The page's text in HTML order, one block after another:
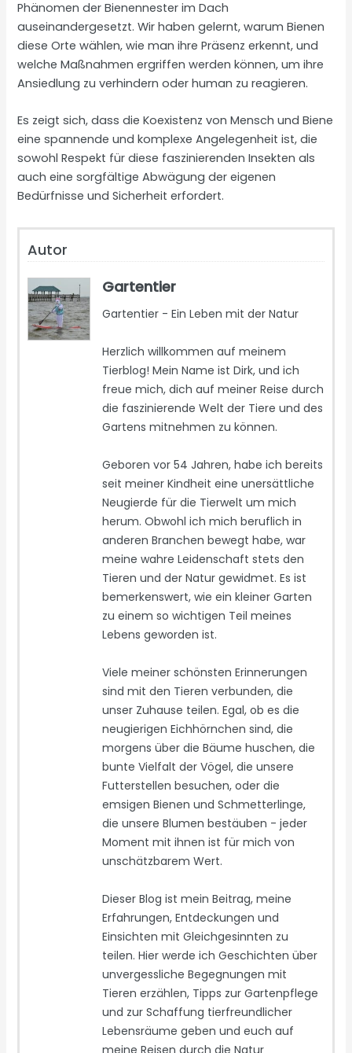
Phänomen der Bienennester im Dach
auseinandergesetzt. Wir haben gelernt, warum Bienen
diese Orte wählen, wie man ihre Präsenz erkennt, und
welche Maßnahmen ergriffen werden können, um ihre
Ansiedlung zu verhindern oder human zu reagieren.
Es zeigt sich, dass die Koexistenz von Mensch und Biene
eine spannende und komplexe Angelegenheit ist, die
sowohl Respekt für diese faszinierenden Insekten als
auch eine sorgfältige Abwägung der eigenen
Bedürfnisse und Sicherheit erfordert.
Autor
Gartentier
Gartentier - Ein Leben mit der Natur
Herzlich willkommen auf meinem
Tierblog! Mein Name ist Dirk, und ich
freue mich, dich auf meiner Reise durch
die faszinierende Welt der Tiere und des
Gartens mitnehmen zu können.
Geboren vor 54 Jahren, habe ich bereits
seit meiner Kindheit eine unersättliche
Neugierde für die Tierwelt um mich
herum. Obwohl ich mich beruflich in
anderen Branchen bewegt habe, war
meine wahre Leidenschaft stets den
Tieren und der Natur gewidmet. Es ist
bemerkenswert, wie ein kleiner Garten
zu einem so wichtigen Teil meines
Lebens geworden ist.
Viele meiner schönsten Erinnerungen
sind mit den Tieren verbunden, die
unser Zuhause teilen. Egal, ob es die
neugierigen Eichhörnchen sind, die
morgens über die Bäume huschen, die
bunte Vielfalt der Vögel, die unsere
Futterstellen besuchen, oder die
emsigen Bienen und Schmetterlinge,
die unsere Blumen bestäuben - jeder
Moment mit ihnen ist für mich von
unschätzbarem Wert.
Dieser Blog ist mein Beitrag, meine
Erfahrungen, Entdeckungen und
Einsichten mit Gleichgesinnten zu
teilen. Hier werde ich Geschichten über
unvergessliche Begegnungen mit
Tieren erzählen, Tipps zur Gartenpflege
und zur Schaffung tierfreundlicher
Lebensräume geben und euch auf